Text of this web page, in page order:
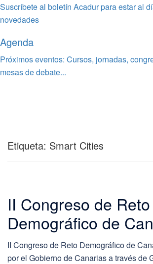
Suscríbete al boletín Acadur para estar al
novedades
Agenda
Próximos eventos: Cursos, jornadas,
mesas de debate...
Etiqueta: Smart Cities
II Congreso de Reto
Demográfico de
II Congreso de Reto Demográfico de
por el Gobierno de Canarias a través de